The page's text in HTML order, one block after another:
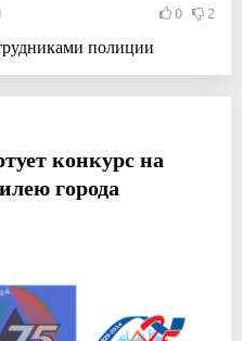
0 2
полиции
конкурс на
города